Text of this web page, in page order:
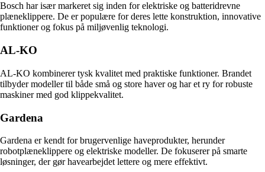
Bosch har især markeret sig inden for elektriske og batteridrevne
plæneklippere. De er populære for deres lette konstruktion, innovative
funktioner og fokus på miljøvenlig teknologi.
AL-KO
AL-KO kombinerer tysk kvalitet med praktiske funktioner. Brandet
tilbyder modeller til både små og store haver og har et ry for robuste
maskiner med god klippekvalitet.
Gardena
Gardena er kendt for brugervenlige haveprodukter, herunder
robotplæneklippere og elektriske modeller. De fokuserer på smarte
løsninger, der gør havearbejdet lettere og mere effektivt.